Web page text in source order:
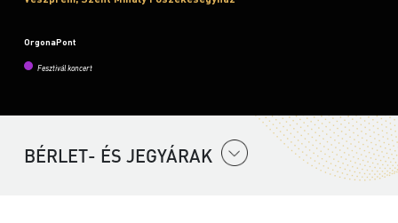
OrgonaPont
Fesztivál koncert
BÉRLET- ÉS JEGYÁRAK